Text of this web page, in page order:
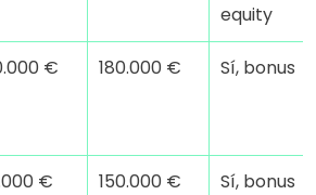
equity
€ 180.000 € Sí, bonus
€ 150.000 € Sí, bonus